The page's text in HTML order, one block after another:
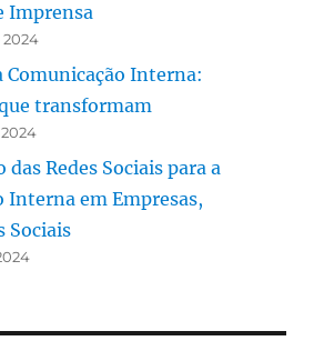
Imprensa
2024
Comunicação Interna:
transformam
das Redes Sociais para a
Interna em Empresas,
Sociais